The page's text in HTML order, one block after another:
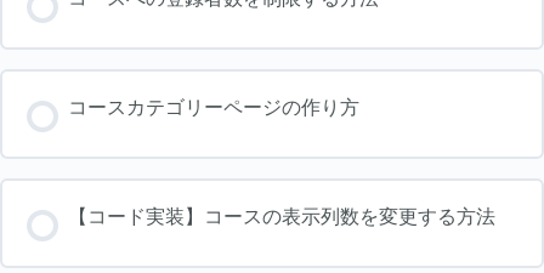
コースカテゴリーページの作り方
【コード実装】コースの表示列数を変更する方法